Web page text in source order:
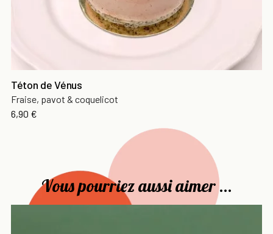
Téton de Vénus
Fraise, pavot & coquelicot
Prix
6,90 €
Vous pourriez aussi aimer ...